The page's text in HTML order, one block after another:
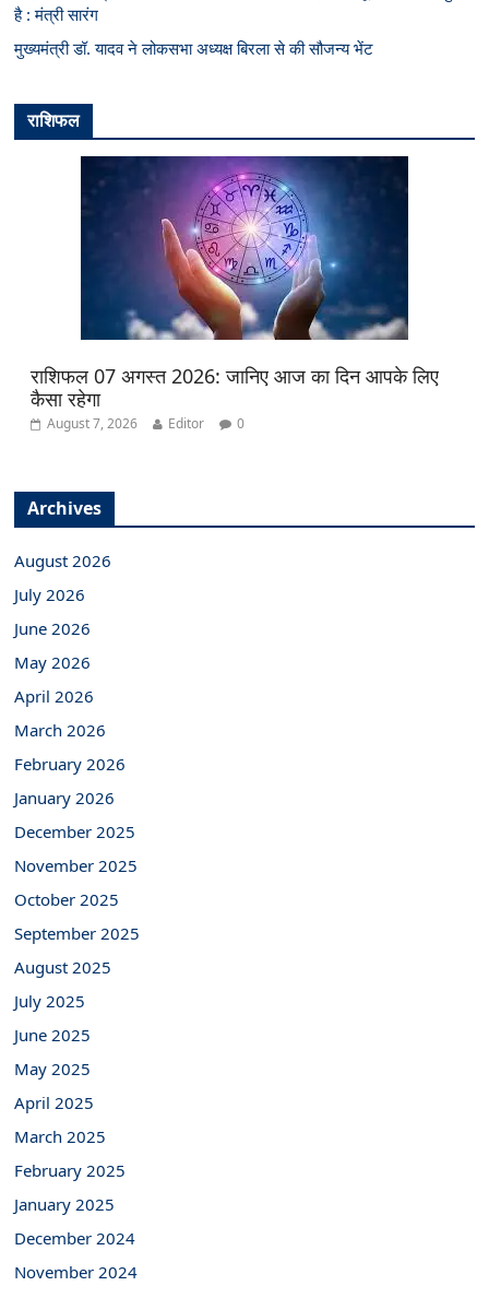
है : मंत्री सारंग
मुख्यमंत्री डॉ. यादव ने लोकसभा अध्यक्ष बिरला से की सौजन्य भेंट
राशिफल
राशिफल 07 अगस्त 2026: जानिए आज का दिन आपके लिए
कैसा रहेगा
August 7, 2026 Editor 0
Archives
August 2026
July 2026
June 2026
May 2026
April 2026
March 2026
February 2026
January 2026
December 2025
November 2025
October 2025
September 2025
August 2025
July 2025
June 2025
May 2025
April 2025
March 2025
February 2025
January 2025
December 2024
November 2024